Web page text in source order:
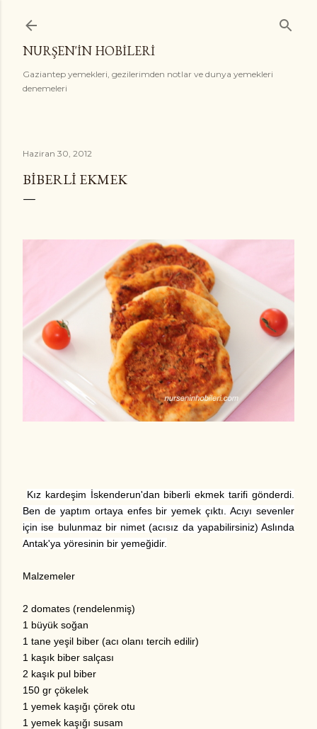
NURŞEN'İN HOBİLERİ
Gaziantep yemekleri, gezilerimden notlar ve dunya yemekleri
denemeleri
Haziran 30, 2012
BIBERLI EKMEK
Kız kardeşim İskenderun'dan biberli ekmek tarifi gönderdi.
Ben de yaptım ortaya enfes bir yemek çıktı. Acıyı sevenler
için ise bulunmaz bir nimet (acısız da yapabilirsiniz) Aslında
Antak'ya yöresinin bir yemeğidir.
Malzemeler
2 domates (rendelenmiş)
1 büyük soğan
1 tane yeşil biber (acı olanı tercih edilir)
1 kaşık biber salçası
2 kaşık pul biber
150 gr çökelek
1 yemek kaşığı çörek otu
1 yemek kaşığı susam